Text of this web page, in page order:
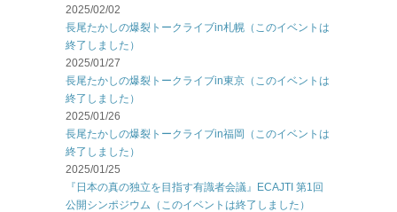
2025/02/02
長尾たかしの爆裂トークライブin札幌（このイベントは
終了しました）
2025/01/27
長尾たかしの爆裂トークライブin東京（このイベントは
終了しました）
2025/01/26
長尾たかしの爆裂トークライブin福岡（このイベントは
終了しました）
2025/01/25
『日本の真の独立を目指す有識者会議』ECAJTI 第1回
公開シンポジウム（このイベントは終了しました）